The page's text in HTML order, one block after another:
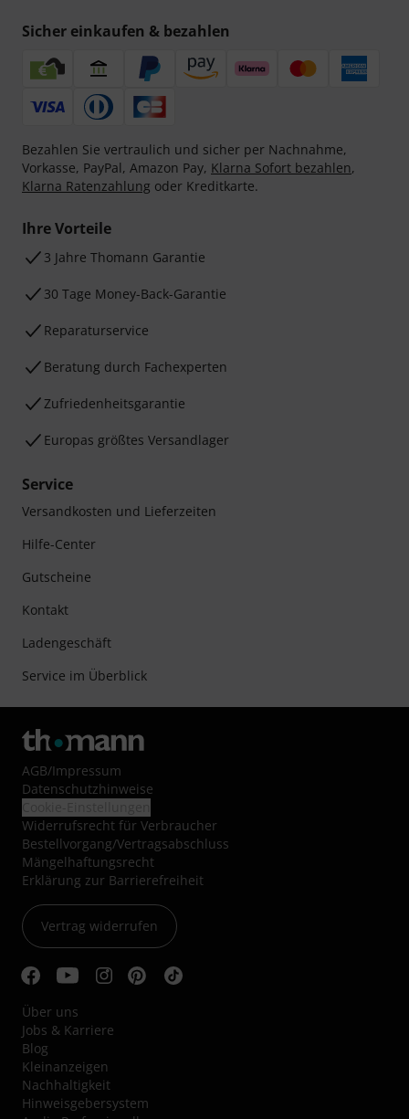
Sicher einkaufen & bezahlen
Bezahlen Sie vertraulich und sicher per Nachnahme,
Vorkasse, PayPal, Amazon Pay, Klarna Sofort bezahlen,
Klarna Ratenzahlung oder Kreditkarte.
Ihre Vorteile
3 Jahre Thomann Garantie
30 Tage Money-Back-Garantie
Reparaturservice
Beratung durch Fachexperten
Zufriedenheitsgarantie
Europas größtes Versandlager
Service
Versandkosten und Lieferzeiten
Hilfe-Center
Gutscheine
Kontakt
Ladengeschäft
Service im Überblick
AGB/Impressum
Datenschutzhinweise
Widerrufsrecht für Verbraucher
Bestellvorgang/Vertragsabschluss
Mängelhaftungsrecht
Erklärung zur Barrierefreiheit
Vertrag widerrufen
Über uns
Jobs & Karriere
Blog
Kleinanzeigen
Nachhaltigkeit
Hinweisgebersystem